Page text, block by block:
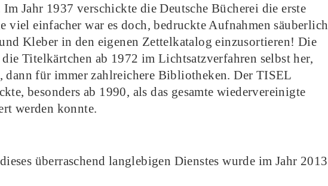
Jahr 1937 verschickte die Deutsche Bücherei die erste
viel einfacher war es doch, bedruckte Aufnahmen säuberlich
Kleber in den eigenen Zettelkatalog einzusortieren! Die
Titelkärtchen ab 1972 im Lichtsatzverfahren selbst her,
dann für immer zahlreichere Bibliotheken. Der TISEL
besonders ab 1990, als das gesamte wiedervereinigte
werden konnte.
überraschend langlebigen Dienstes wurde im Jahr 2013